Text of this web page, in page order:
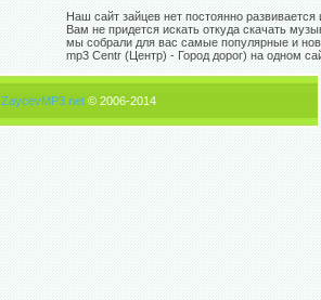
Наш сайт зайцев нет постоянно
Вам не придется искать откуда скачать
мы собрали для вас самые популярные и
mp3 Centr (Центр) - Город дорог) на одном
ZaycevMP3.net © 2006-2014